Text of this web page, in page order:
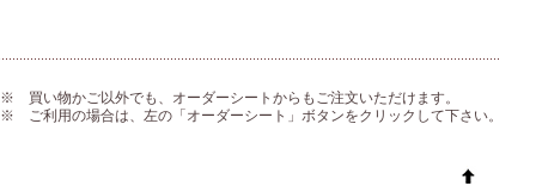
※ 買い物かご以外でも、オーダーシートからもご注文いただけます。
※ ご利用の場合は、左の「オーダーシート」ボタンをクリックして下さい。